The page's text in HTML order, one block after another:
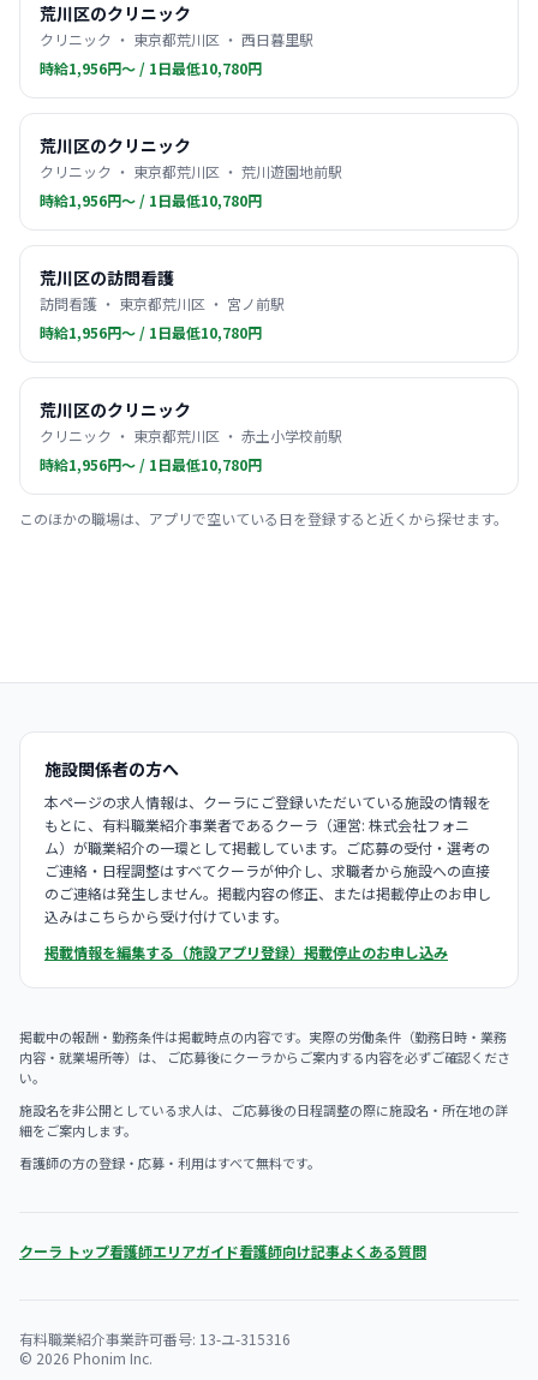
荒川区のクリニック
クリニック ・ 東京都荒川区 ・ 西日暮里駅
時給1,956円〜 / 1日最低10,780円
荒川区のクリニック
クリニック ・ 東京都荒川区 ・ 荒川遊園地前駅
時給1,956円〜 / 1日最低10,780円
荒川区の訪問看護
訪問看護 ・ 東京都荒川区 ・ 宮ノ前駅
時給1,956円〜 / 1日最低10,780円
荒川区のクリニック
クリニック ・ 東京都荒川区 ・ 赤土小学校前駅
時給1,956円〜 / 1日最低10,780円
このほかの職場は、アプリで空いている日を登録すると近くから探せます。
施設関係者の方へ
本ページの求人情報は、クーラにご登録いただいている施設の情報を
もとに、有料職業紹介事業者であるクーラ（運営: 株式会社フォニ
ム）が職業紹介の一環として掲載しています。ご応募の受付・選考の
ご連絡・日程調整はすべてクーラが仲介し、求職者から施設への直接
のご連絡は発生しません。掲載内容の修正、または掲載停止のお申し
込みはこちらから受け付けています。
掲載情報を編集する（施設アプリ登録） 掲載停止のお申し込み
掲載中の報酬・勤務条件は掲載時点の内容です。実際の労働条件（勤務日時・業務
内容・就業場所等）は、 ご応募後にクーラからご案内する内容を必ずご確認くださ
い。
施設名を非公開としている求人は、ご応募後の日程調整の際に施設名・所在地の詳
細をご案内します。
看護師の方の登録・応募・利用はすべて無料です。
クーラ トップ看護師エリアガイド看護師向け記事よくある質問
有料職業紹介事業許可番号: 13-ユ-315316
© 2026 Phonim Inc.